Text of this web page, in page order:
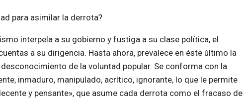
para asimilar la derrota?
interpela a su gobierno y fustiga a su clase política, el
a su dirigencia. Hasta ahora, prevalece en éste último la
de la voluntad popular. Se conforma con la
inmaduro, manipulado, acrítico, ignorante, lo que le permite
y pensante», que asume cada derrota como el fracaso de